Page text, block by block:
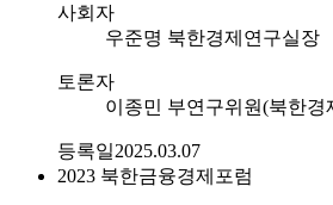
사회자
우준명 북한경제연구실장
토론자
이종민 부연구위원(북한경
등록일2025.03.07
2023 북한금융경제포럼